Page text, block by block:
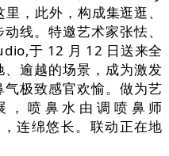
，此外，构成集逛逛、
线。特邀艺术家张怯、
于 12 月 12 日送来全
逾越的场景，成为激发
极致感官欢愉。做为艺
，喷鼻水由调喷鼻师
连绵悠长。联动正在地